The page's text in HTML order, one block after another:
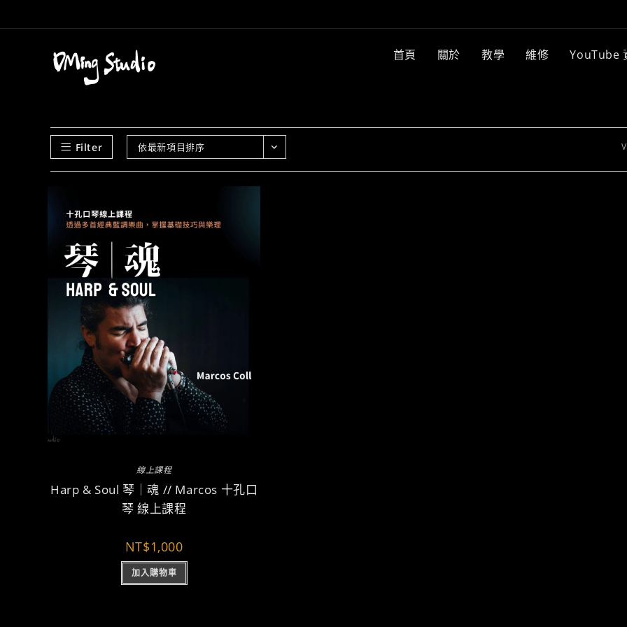
to
首頁 關於 教學 維修 YouTube
Filter 依最新項目排序
線上課程
Harp & Soul 琴｜魂 // Marcos 十孔口
琴 線上課程
NT$1,000
加入購物車